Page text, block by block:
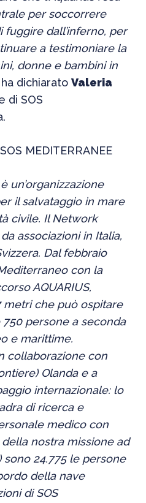
per soccorrere
dall’inferno, per
a testimoniare la
donne e bambini in
dichiarato Valeria
di SOS
MEDITERRANEE
un’organizzazione
il salvataggio in mare
civile. Il Network
associazioni in Italia,
Dal febbraio
con la
AQUARIUS,
metri che può ospitare
persone a seconda
e marittime.
collaborazione con
Olanda e a
internazionale: lo
di ricerca e
medico con
della nostra missione ad
24.775 le persone
della nave
di SOS